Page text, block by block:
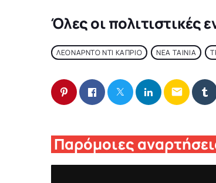
Όλες οι πολιτιστικές
ΛΕΟΝΑΡΝΤΟ ΝΤΙ ΚΑΠΡΙΟ ΝΕΑ ΤΑΙΝΙΑ
email
Παρόμοιες